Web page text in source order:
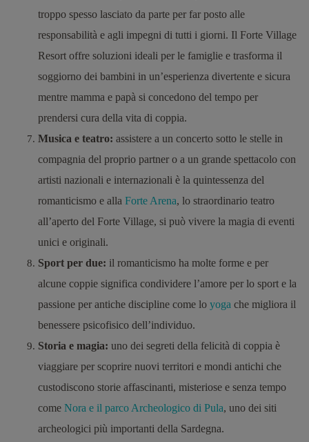
troppo spesso lasciato da parte per far posto alle
responsabilità e agli impegni di tutti i giorni. Il Forte Village
Resort offre soluzioni ideali per le famiglie e trasforma il
soggiorno dei bambini in un’esperienza divertente e sicura
mentre mamma e papà si concedono del tempo per
prendersi cura della vita di coppia.
Musica e teatro: assistere a un concerto sotto le stelle in
compagnia del proprio partner o a un grande spettacolo con
artisti nazionali e internazionali è la quintessenza del
romanticismo e alla Forte Arena, lo straordinario teatro
all’aperto del Forte Village, si può vivere la magia di eventi
unici e originali.
Sport per due: il romanticismo ha molte forme e per
alcune coppie significa condividere l’amore per lo sport e la
passione per antiche discipline come lo yoga che migliora il
benessere psicofisico dell’individuo.
Storia e magia: uno dei segreti della felicità di coppia è
viaggiare per scoprire nuovi territori e mondi antichi che
custodiscono storie affascinanti, misteriose e senza tempo
come Nora e il parco Archeologico di Pula, uno dei siti
archeologici più importanti della Sardegna.